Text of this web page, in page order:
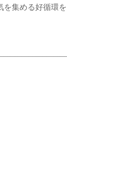
を集める好循環を